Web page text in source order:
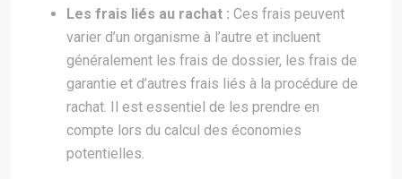
Les frais liés au rachat : Ces frais peuvent
varier d’un organisme à l’autre et incluent
généralement les frais de dossier, les frais de
garantie et d’autres frais liés à la procédure de
rachat. Il est essentiel de les prendre en
compte lors du calcul des économies
potentielles.